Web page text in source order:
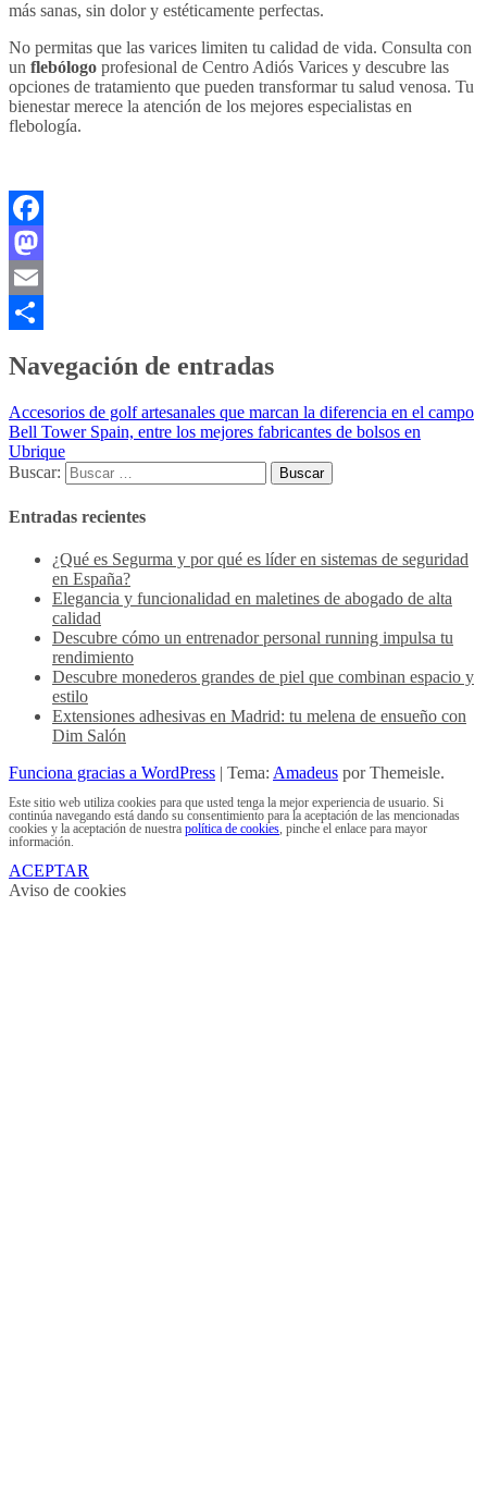
más sanas, sin dolor y estéticamente perfectas.
No permitas que las varices limiten tu calidad de vida. Consulta con
un flebólogo profesional de Centro Adiós Varices y descubre las
opciones de tratamiento que pueden transformar tu salud venosa. Tu
bienestar merece la atención de los mejores especialistas en
flebología.
Facebook
Mastodon
Email
Navegación de entradas
Accesorios de golf artesanales que marcan la diferencia en el campo
Bell Tower Spain, entre los mejores fabricantes de bolsos en
Ubrique
Buscar:
Entradas recientes
¿Qué es Segurma y por qué es líder en sistemas de seguridad
en España?
Elegancia y funcionalidad en maletines de abogado de alta
calidad
Descubre cómo un entrenador personal running impulsa tu
rendimiento
Descubre monederos grandes de piel que combinan espacio y
estilo
Extensiones adhesivas en Madrid: tu melena de ensueño con
Dim Salón
Funciona gracias a WordPress
Tema: Amadeus por Themeisle.
Este sitio web utiliza cookies para que usted tenga la mejor experiencia de usuario. Si
continúa navegando está dando su consentimiento para la aceptación de las mencionadas
cookies y la aceptación de nuestra política de cookies, pinche el enlace para mayor
información.
ACEPTAR
Aviso de cookies